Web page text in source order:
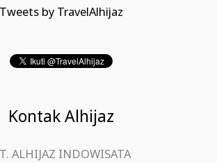
Tweets by TravelAlhijaz
Kontak Alhijaz
ALHIJAZ INDOWISATA